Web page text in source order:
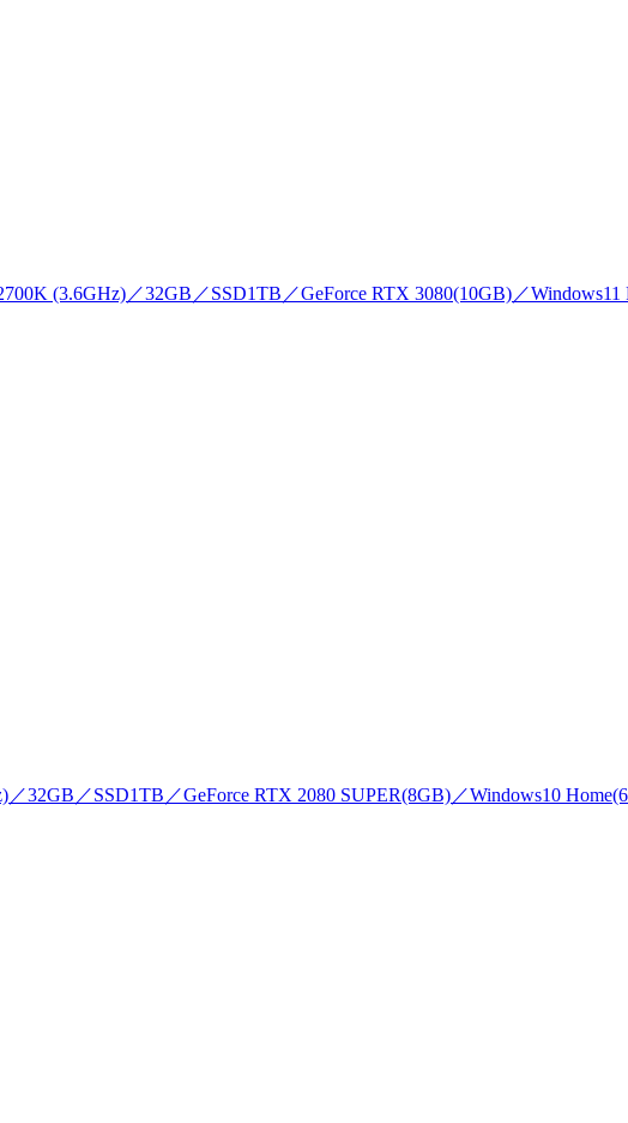
(3.6GHz)／32GB／SSD1TB／GeForce RTX 3080(10GB)／Windows11
32GB／SSD1TB／GeForce RTX 2080 SUPER(8GB)／Windows10